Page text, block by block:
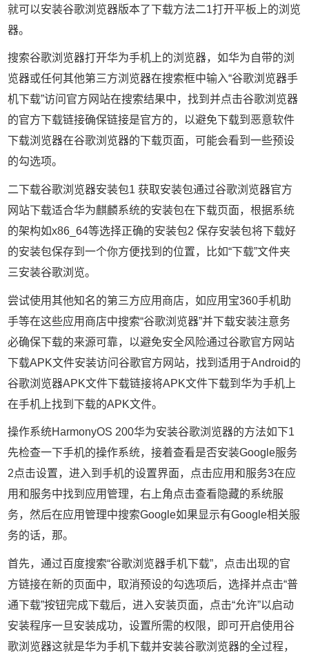
就可以安装谷歌浏览器版本了下载方法二1打开平板上的浏览
器。
搜索谷歌浏览器打开华为手机上的浏览器，如华为自带的浏
览器或任何其他第三方浏览器在搜索框中输入“谷歌浏览器手
机下载”访问官方网站在搜索结果中，找到并点击谷歌浏览器
的官方下载链接确保链接是官方的，以避免下载到恶意软件
下载浏览器在谷歌浏览器的下载页面，可能会看到一些预设
的勾选项。
二下载谷歌浏览器安装包1 获取安装包通过谷歌浏览器官方
网站下载适合华为麒麟系统的安装包在下载页面，根据系统
的架构如x86_64等选择正确的安装包2 保存安装包将下载好
的安装包保存到一个你方便找到的位置，比如“下载”文件夹
三安装谷歌浏览。
尝试使用其他知名的第三方应用商店，如应用宝360手机助
手等在这些应用商店中搜索“谷歌浏览器”并下载安装注意务
必确保下载的来源可靠，以避免安全风险通过谷歌官方网站
下载APK文件安装访问谷歌官方网站，找到适用于Android的
谷歌浏览器APK文件下载链接将APK文件下载到华为手机上
在手机上找到下载的APK文件。
操作系统HarmonyOS 200华为安装谷歌浏览器的方法如下1
先检查一下手机的操作系统，接着查看是否安装Google服务
2点击设置，进入到手机的设置界面，点击应用和服务3在应
用和服务中找到应用管理，右上角点击查看隐藏的系统服
务，然后在应用管理中搜索Google如果显示有Google相关服
务的话，那。
首先，通过百度搜索“谷歌浏览器手机下载”，点击出现的官
方链接在新的页面中，取消预设的勾选项后，选择并点击“普
通下载”按钮完成下载后，进入安装页面，点击“允许”以启动
安装程序一旦安装成功，设置所需的权限，即可开启使用谷
歌浏览器这就是华为手机下载并安装谷歌浏览器的全过程，